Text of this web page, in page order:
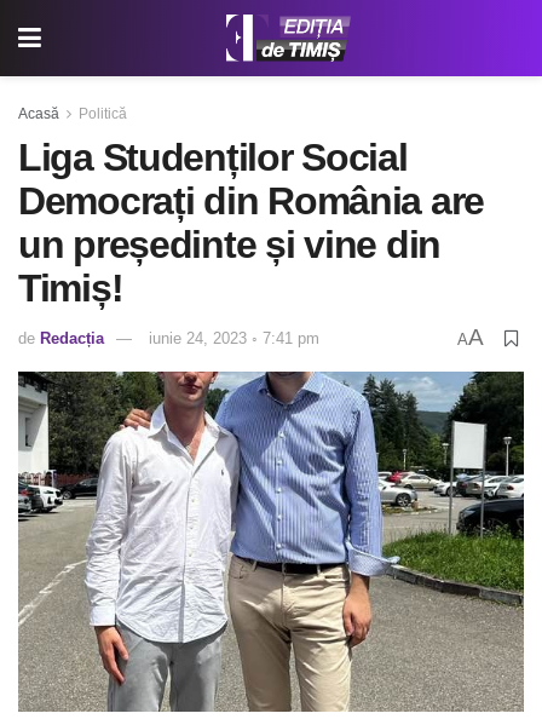
Acasă Politică
Liga Studenților Social
Democrați din România are
un președinte și vine din
Timiș!
de Redacția iunie 24, 2023 ◦ 7:41 pm AA